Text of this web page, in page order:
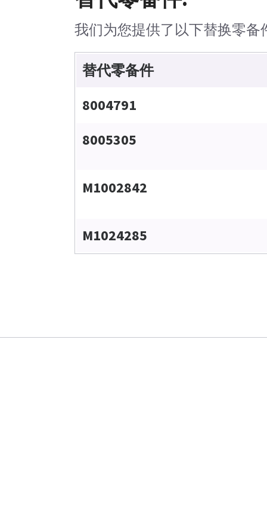
我们为您提供了以下替换零
替代零备件
8004791
8005305
M1002842
M1024285